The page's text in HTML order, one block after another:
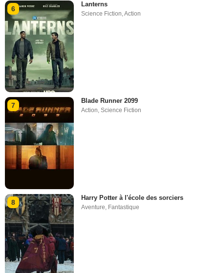
6
Lanterns
Science Fiction,Action
7
Blade Runner 2099
Action,Science Fiction
8
Harry Potter à l'école des sorciers
Aventure Fantastique